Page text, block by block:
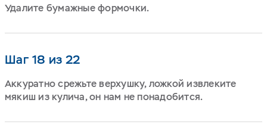
Удалите бумажные формочки.
Шаг 18 из 22
Аккуратно срежьте верхушку, ложкой извлеките
мякиш из кулича, он нам не понадобится.